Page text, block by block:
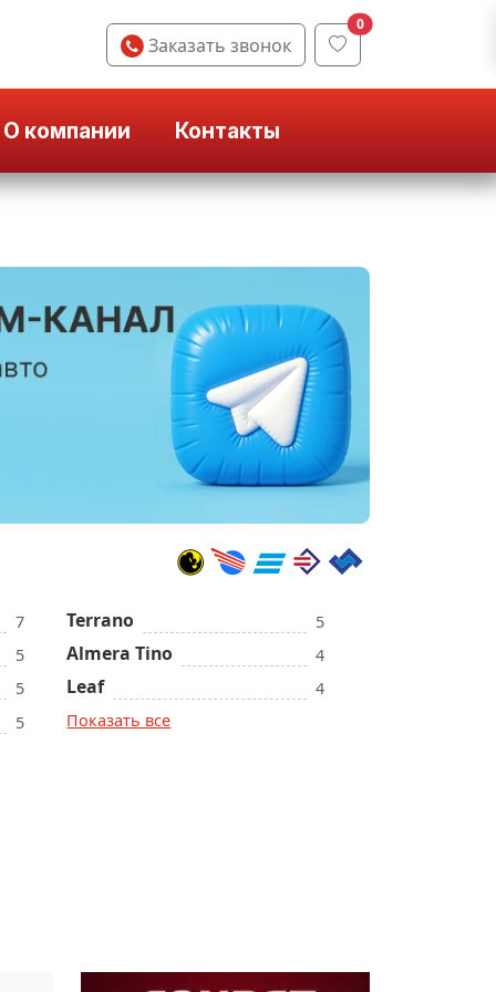
Заказать звонок
0
О компании Контакты
7
5
5
5
Terrano 5
Almera Tino 4
Leaf
4
Показать все